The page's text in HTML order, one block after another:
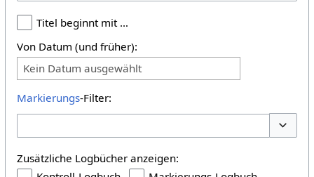
Titel beginnt mit …
Von Datum (und früher):
Kein Datum ausgewählt
Markierungs-Filter:
Zusätzliche Logbücher anzeigen: